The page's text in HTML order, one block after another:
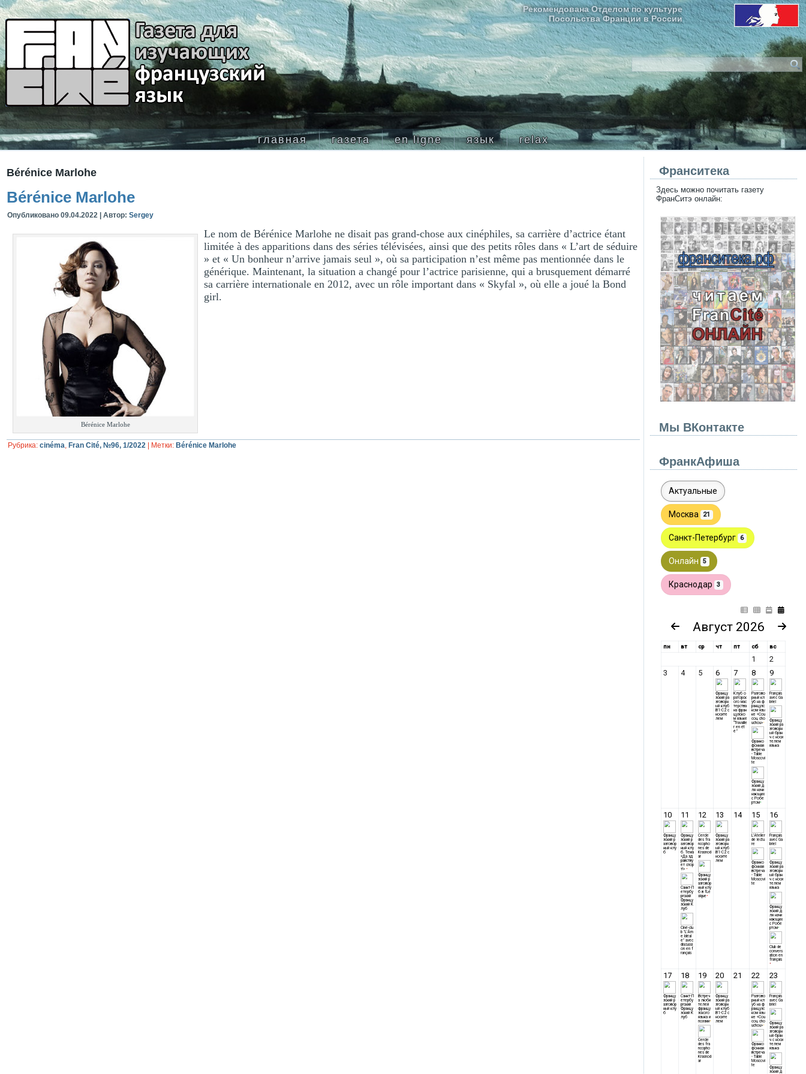
Рекомендована Отделом по культуре
Посольства Франции в России
главная газета en ligne язык relax
Bérénice Marlohe
Bérénice Marlohe
Опубликовано 09.04.2022 Автор: Sergey
Bérénice Marlohe
Le nom de Bérénice Marlohe ne disait pas grand-chose aux cinéphiles, sa carrière d’actrice étant
limitée à des apparitions dans des séries télévisées, ainsi que des petits rôles dans « L’art de séduire
» et « Un bonheur n’arrive jamais seul », où sa participation n’est même pas mentionnée dans le
générique. Maintenant, la situation a changé pour l’actrice parisienne, qui a brusquement démarré
sa carrière internationale en 2012, avec un rôle important dans « Skyfal », où elle a joué la Bond
girl.
Рубрика: cinéma, Fran Cité, №96, 1/2022 Метки: Bérénice Marlohe
Франситека
Здесь можно почитать газету
ФранСитэ онлайн:
Мы ВКонтакте
ФранкАфиша